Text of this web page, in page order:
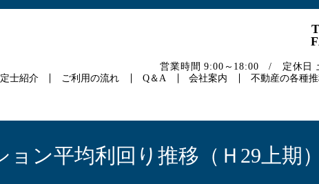
士紹介 ご利用の流れ Q＆A 会社案内 不動産の各種
営業時間 9:00～18:00 / 定休日
ョン平均利回り推移（Ｈ29上期）